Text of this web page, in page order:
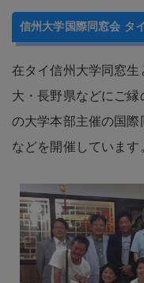
大・長野県などにご